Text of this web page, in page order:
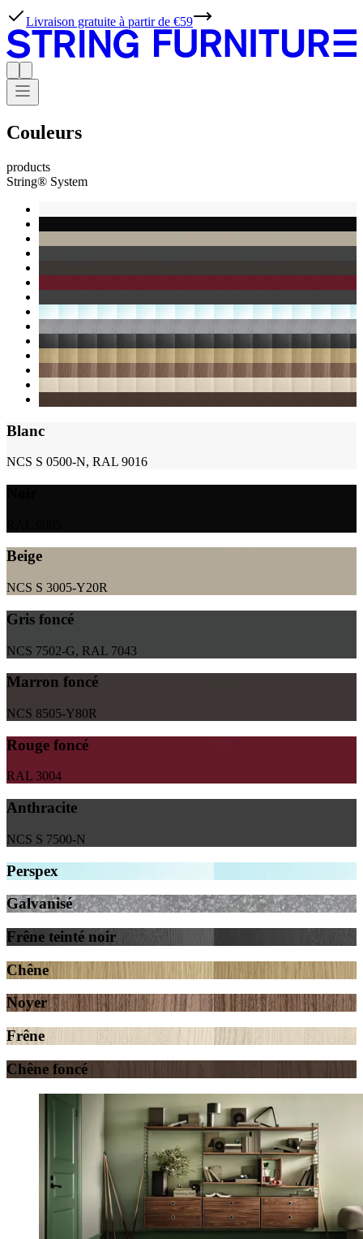
Livraison gratuite à partir de €59
Couleurs
products
String® System
Blanc
NCS S 0500-N, RAL 9016
Beige
NCS S 3005-Y20R
Gris foncé
NCS 7502-G, RAL 7043
Marron foncé
NCS 8505-Y80R
Rouge foncé
RAL 3004
Anthracite
NCS S 7500-N
Perspex
Galvanisé
Frêne teinté noir
Chêne
Noyer
Frêne
Chêne foncé